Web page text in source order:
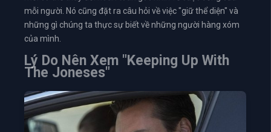
mỗi người. Nó cũng đặt ra câu hỏi về việc "giữ thể diện" và
những gì chúng ta thực sự biết về những người hàng xóm
của mình.
Lý Do Nên Xem "Keeping Up With
The Joneses"